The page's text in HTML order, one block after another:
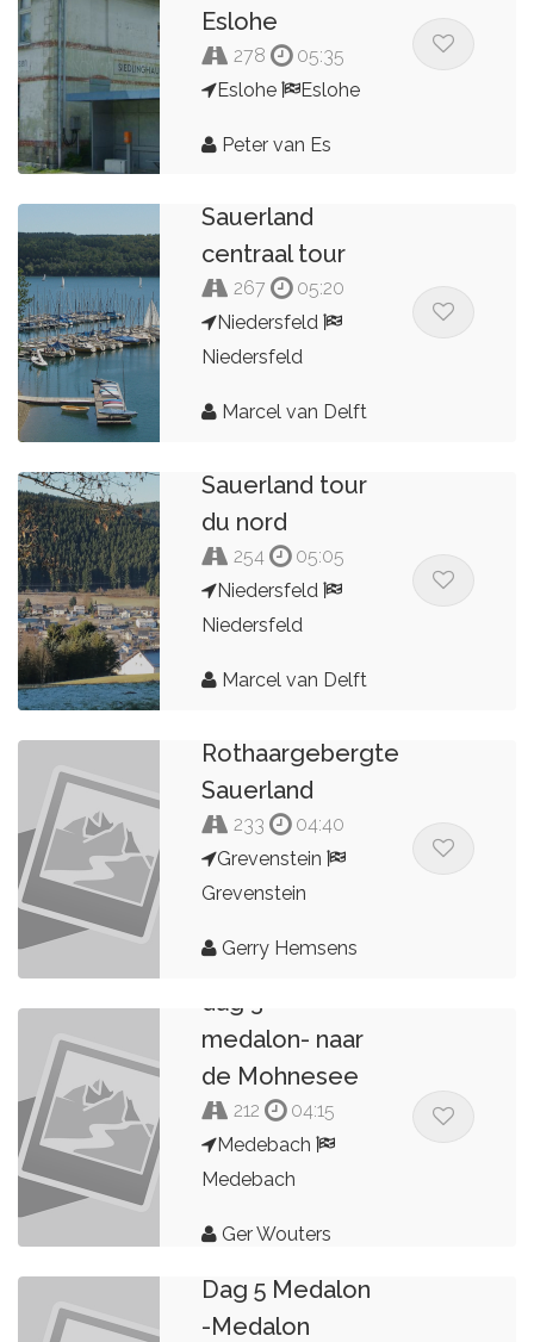
Eslohe
278
05:35
Eslohe
Eslohe
Peter van Es
Sauerland
centraal tour
267
05:20
Niedersfeld
Niedersfeld
Marcel van Delft
Sauerland tour
du nord
254
05:05
Niedersfeld
Niedersfeld
Marcel van Delft
Rothaargebergte
Sauerland
233
04:40
Grevenstein
Grevenstein
Gerry Hemsens
dag 3
medalon- naar
de Mohnesee
212
04:15
Medebach
Medebach
Ger Wouters
Dag 5 Medalon
-Medalon